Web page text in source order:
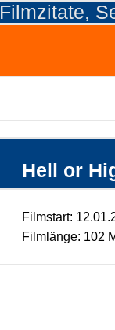
Filmzitate,
Hell or
Filmstart:
Filmlänge: 102